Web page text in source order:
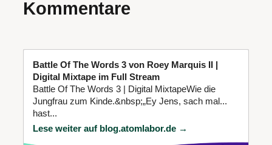
Kommentare
Battle Of The Words 3 von Roey Marquis II |
Digital Mixtape im Full Stream
Battle Of The Words 3 | Digital MixtapeWie die
Jungfrau zum Kinde.&nbsp;„Ey Jens, sach mal...
hast...
Lese weiter auf blog.atomlabor.de →